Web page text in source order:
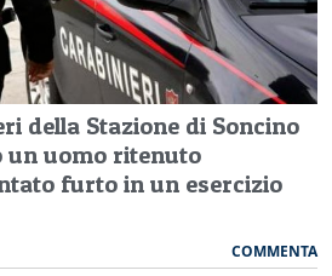
della Stazione di Soncino
un uomo ritenuto
furto in un esercizio
COMMENTA